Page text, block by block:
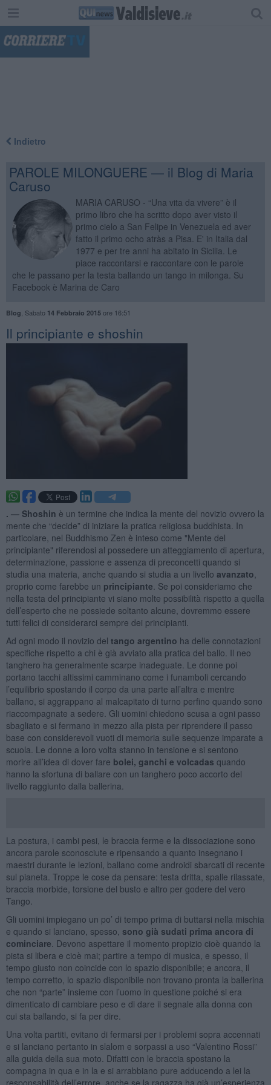
Indietro
PAROLE MILONGUERE — il Blog di Maria
Caruso
MARIA CARUSO - “Una vita da vivere” è il
primo libro che ha scritto dopo aver visto il
primo cielo a San Felipe in Venezuela ed aver
fatto il primo ocho atràs a Pisa. E' in Italia dal
1977 e per tre anni ha abitato in Sicilia. Le
piace raccontarsi e raccontare con le parole
che le passano per la testa ballando un tango in milonga. Su
Facebook è Marina de Caro
Blog Sabato 14 Febbraio 2015ore 16:51
Il principiante e shoshin
. — Shoshin è un termine che indica la mente del novizio ovvero la
mente che “decide” di iniziare la pratica religiosa buddhista. In
particolare, nel Buddhismo Zen è inteso come "Mente del
principiante" riferendosi al possedere un atteggiamento di apertura,
determinazione, passione e assenza di preconcetti quando si
studia una materia, anche quando si studia a un livello avanzato
proprio come farebbe un principiante . Se poi consideriamo che
nella testa del principiante vi siano molte possibilità rispetto a quella
dell’esperto che ne possiede soltanto alcune, dovremmo essere
tutti felici di considerarci sempre dei principianti.
Ad ogni modo il novizio del tango argentino ha delle connotazioni
specifiche rispetto a chi è già avviato alla pratica del ballo. Il neo
tanghero ha generalmente scarpe inadeguate. Le donne poi
portano tacchi altissimi camminano come i funamboli cercando
l’equilibrio spostando il corpo da una parte all’altra e mentre
ballano, si aggrappano al malcapitato di turno perfino quando sono
riaccompagnate a sedere. Gli uomini chiedono scusa a ogni passo
sbagliato e si fermano in mezzo alla pista per riprendere il passo
base con considerevoli vuoti di memoria sulle sequenze imparate a
scuola. Le donne a loro volta stanno in tensione e si sentono
morire all’idea di dover fare bolei, ganchi e volcadas quando
hanno la sfortuna di ballare con un tanghero poco accorto del
livello raggiunto dalla ballerina.
La postura, i cambi pesi, le braccia ferme e la dissociazione sono
ancora parole sconosciute e ripensando a quanto insegnano i
maestri durante le lezioni, ballano come androidi sbarcati di recente
sul pianeta. Troppe le cose da pensare: testa dritta, spalle rilassate,
braccia morbide, torsione del busto e altro per godere del vero
Tango.
Gli uomini impiegano un po’ di tempo prima di buttarsi nella mischia
e quando si lanciano, spesso, sono già sudati prima ancora di
cominciare . Devono aspettare il momento propizio cioè quando la
pista si libera e cioè mai; partire a tempo di musica, e spesso, il
tempo giusto non coincide con lo spazio disponibile; e ancora, il
tempo corretto, lo spazio disponibile non trovano pronta la ballerina
che non “parte” insieme con l’uomo in questione poiché si era
dimenticato di cambiare peso e di dare il segnale alla donna con
cui sta ballando, si fa per dire.
Una volta partiti, evitano di fermarsi per i problemi sopra accennati
e si lanciano pertanto in slalom e sorpassi a uso “Valentino Rossi”
alla guida della sua moto. Difatti con le braccia spostano la
compagna in qua e in la e si arrabbiano pure adducendo a lei la
responsabilità dell’errore, anche se la ragazza ha già un’esperienza